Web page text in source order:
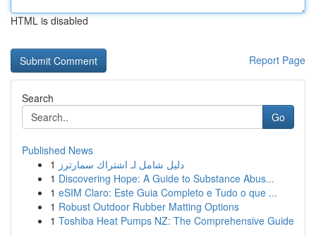
HTML is disabled
Report Page
Search
Go
Published News
1 دليل شامل لـ اشتراك سمارترز
1 Discovering Hope: A Guide to Substance Abus...
1 eSIM Claro: Este Guia Completo e Tudo o que ...
1 Robust Outdoor Rubber Matting Options
1 Toshiba Heat Pumps NZ: The Comprehensive Guide